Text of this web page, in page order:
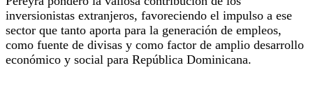
inversionistas extranjeros, favoreciendo el impulso a ese
sector que tanto aporta para la generación de empleos,
como fuente de divisas y como factor de amplio desarrollo
económico y social para República Dominicana.